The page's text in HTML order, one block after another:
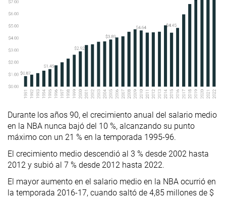
Durante los años 90, el crecimiento anual del salario medio
en la NBA nunca bajó del 10 %, alcanzando su punto
máximo con un 21 % en la temporada 1995-96.
El crecimiento medio descendió al 3 % desde 2002 hasta
2012 y subió al 7 % desde 2012 hasta 2022.
El mayor aumento en el salario medio en la NBA ocurrió en
la temporada 2016-17, cuando saltó de 4,85 millones de $